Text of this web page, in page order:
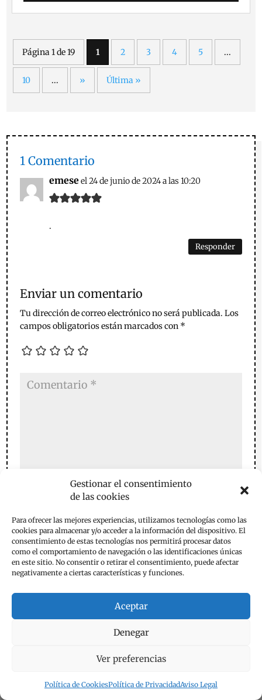
Gestionar el consentimiento
de las cookies
Para ofrecer las mejores experiencias, utilizamos tecnologías como las
cookies para almacenar y/o acceder a la información del dispositivo. El
consentimiento de estas tecnologías nos permitirá procesar datos
como el comportamiento de navegación o las identificaciones únicas
en este sitio. No consentir o retirar el consentimiento, puede afectar
negativamente a ciertas características y funciones.
Aceptar
Denegar
Ver preferencias
Política de CookiesPolítica de PrivacidadAviso Legal
Página 1 de 19 1 2 3 4 5 ...
10 ... » Última »
1 Comentario
emeseel 24 de junio de 2024 a las 10:20
.
Responder
Enviar un comentario
Tu dirección de correo electrónico no será publicada. Los
campos obligatorios están marcados con *
Guarda mi nombre, correo electrónico y web en este
navegador para la próxima vez que comente.
Enviar comentario